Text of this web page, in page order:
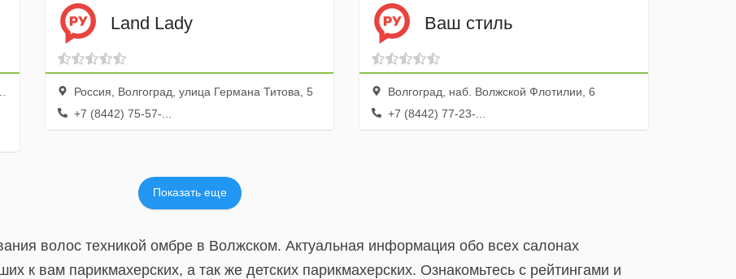
Land Lady
Россия, Волгоград, улица Германа Титова, 5
+7 (8442) 75-57-...
Ваш стиль
Волгоград, наб. Волжской Флотилии, 6
+7 (8442) 77-23-...
Показать еще
волос техникой омбре в Волжском. Актуальная информация обо всех салонах
к вам парикмахерских, а так же детских парикмахерских. Ознакомьтесь с рейтингами и